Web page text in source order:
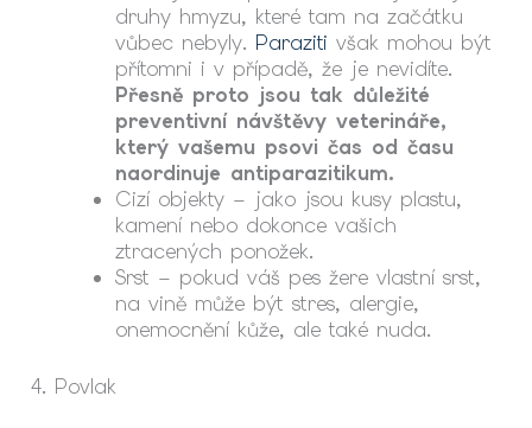
druhy hmyzu, které tam na začátku
vůbec nebyly. Paraziti však mohou být
přítomni i v případě, že je nevidíte.
Přesně proto jsou tak důležité
preventivní návštěvy veterináře,
který vašemu psovi čas od času
naordinuje antiparazitikum.
Cizí objekty – jako jsou kusy plastu,
kamení nebo dokonce vašich
ztracených ponožek.
Srst – pokud váš pes žere vlastní srst,
na vině může být stres, alergie,
onemocnění kůže, ale také nuda.
4. Povlak